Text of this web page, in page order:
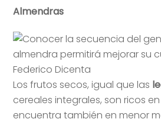
Almendras
Federico Dicenta
Los frutos secos, igual que las
cereales integrales, son ricos
encuentra también en menor